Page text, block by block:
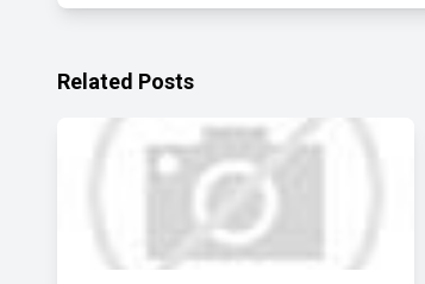
Related Posts